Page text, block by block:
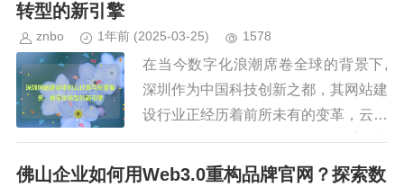
转型的新引擎
znbo 1年前 (2025-03-25) 1578
在当今数字化浪潮席卷全球的背景下,
深圳作为中国科技创新之都，其网站建
设行业正经历着前所未有的变革，云计
算技术与托管服务的融合，不仅重新定
义了网站建设的标准流程，更为企业数
佛山企业如何用Web3.0重构品牌官网？探索数